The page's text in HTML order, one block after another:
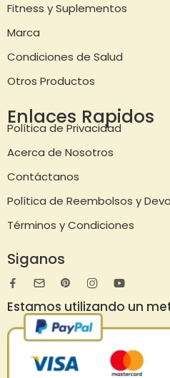
Fitness y Suplementos
Marca
Condiciones de Salud
Otros Productos
Enlaces Rapidos
Política de Privacidad
Acerca de Nosotros
Contáctanos
Política de Reembolsos y
Términos y Condiciones
Siganos
Estamos utilizando un